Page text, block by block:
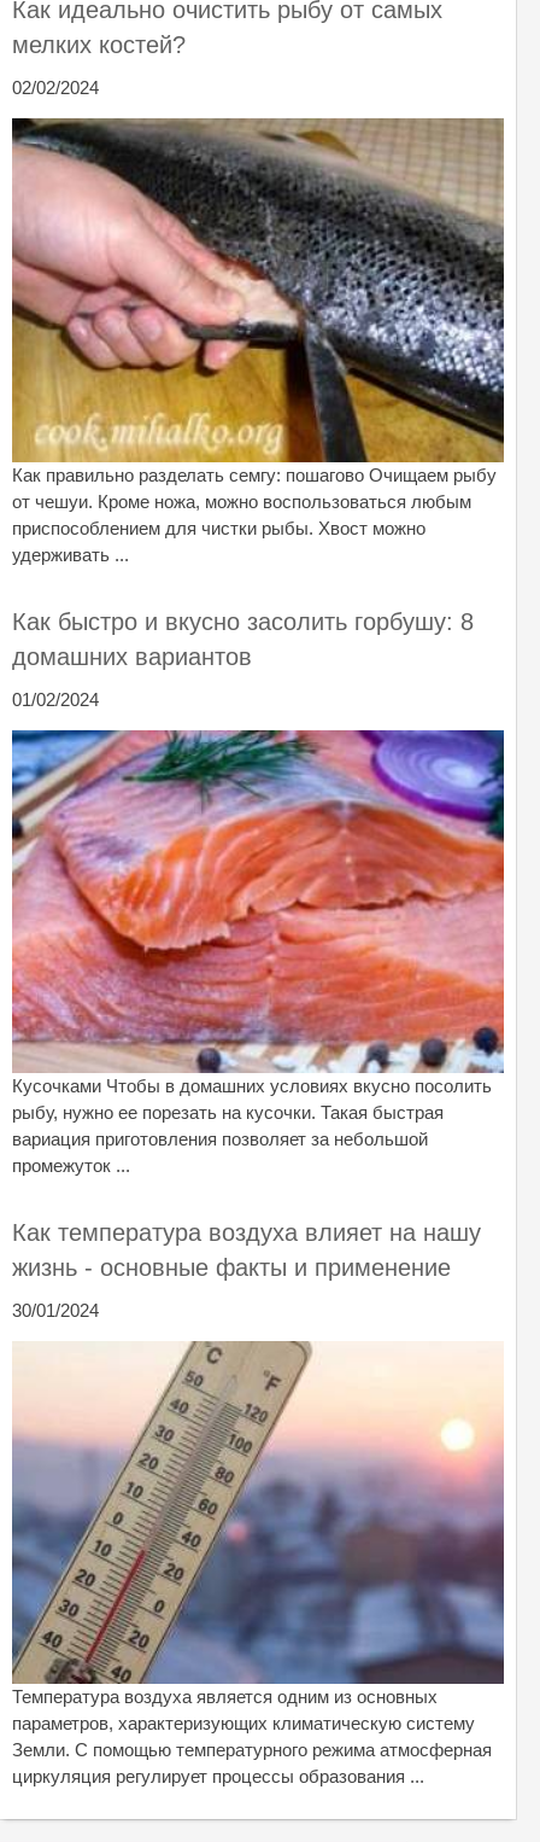
Как идеально очистить рыбу от самых
мелких костей?
02/02/2024
Как правильно разделать семгу: пошагово Очищаем рыбу
от чешуи. Кроме ножа, можно воспользоваться любым
приспособлением для чистки рыбы. Хвост можно
удерживать ...
Как быстро и вкусно засолить горбушу: 8
домашних вариантов
01/02/2024
Кусочками Чтобы в домашних условиях вкусно посолить
рыбу, нужно ее порезать на кусочки. Такая быстрая
вариация приготовления позволяет за небольшой
промежуток ...
Как температура воздуха влияет на нашу
жизнь - основные факты и применение
30/01/2024
Температура воздуха является одним из основных
параметров, характеризующих климатическую систему
Земли. С помощью температурного режима атмосферная
циркуляция регулирует процессы образования ...